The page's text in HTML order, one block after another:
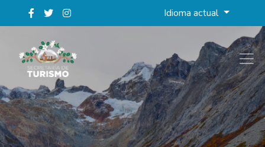
Idioma actual